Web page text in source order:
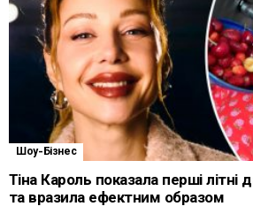
Шоу-Бізнес
Тіна Кароль показала перші літні
та вразила ефектним образом